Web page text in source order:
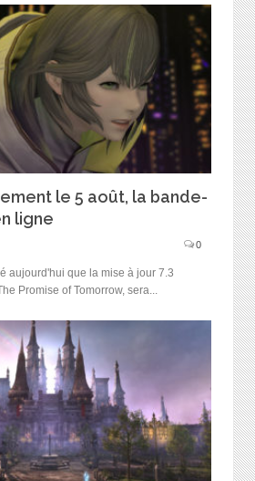
le 5 août, la bande-
ligne
0
aujourd'hui que la mise à jour 7.3
Promise of Tomorrow, sera...